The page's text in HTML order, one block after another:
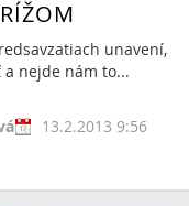
unavení,
nejde nám to...
13.2.2013 9:56